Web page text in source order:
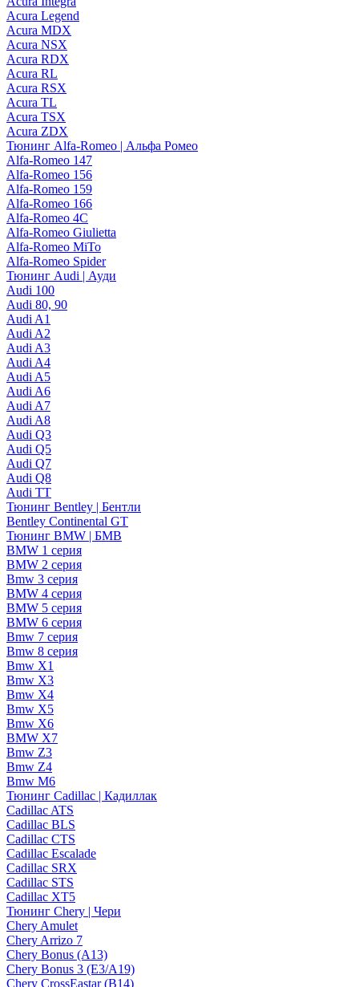
Acura Legend
Acura MDX
Acura NSX
Acura RDX
Acura RL
Acura RSX
Acura TL
Acura TSX
Acura ZDX
Тюнинг Alfa-Romeo | Альфа Ромео
Alfa-Romeo 147
Alfa-Romeo 156
Alfa-Romeo 159
Alfa-Romeo 166
Alfa-Romeo 4C
Alfa-Romeo Giulietta
Alfa-Romeo MiTo
Alfa-Romeo Spider
Тюнинг Audi | Ауди
Audi 100
Audi 80, 90
Audi A1
Audi A2
Audi A3
Audi A4
Audi A5
Audi A6
Audi A7
Audi A8
Audi Q3
Audi Q5
Audi Q7
Audi Q8
Audi TT
Тюнинг Bentley | Бентли
Bentley Continental GT
Тюнинг BMW | БМВ
BMW 1 серия
BMW 2 серия
Bmw 3 серия
BMW 4 серия
BMW 5 серия
BMW 6 серия
Bmw 7 серия
Bmw 8 серия
Bmw X1
Bmw X3
Bmw X4
Bmw X5
Bmw X6
BMW X7
Bmw Z3
Bmw Z4
Bmw М6
Тюнинг Cadillac | Кадиллак
Cadillac ATS
Cadillac BLS
Cadillac CTS
Cadillac Escalade
Cadillac SRX
Cadillac STS
Cadillac XT5
Тюнинг Chery | Чери
Chery Amulet
Chery Arrizo 7
Chery Bonus (A13)
Chery Bonus 3 (E3/A19)
Chery CrossEastar (B14)